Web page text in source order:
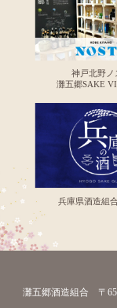
神戸北野ノ
灘五郷SAKE
兵庫県酒造組
灘五郷酒造組合 〒